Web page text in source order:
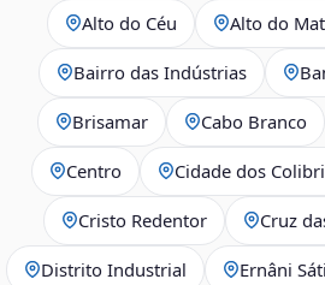
Alto do Céu Alto do
Bairro das Indústrias
Brisamar Cabo Branco
Centro Cidade dos
Cristo Redentor Cruz
Distrito Industrial Ernâni